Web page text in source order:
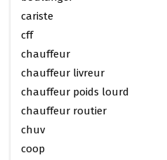
cariste
cff
chauffeur
chauffeur livreur
chauffeur poids lourd
chauffeur routier
chuv
coop